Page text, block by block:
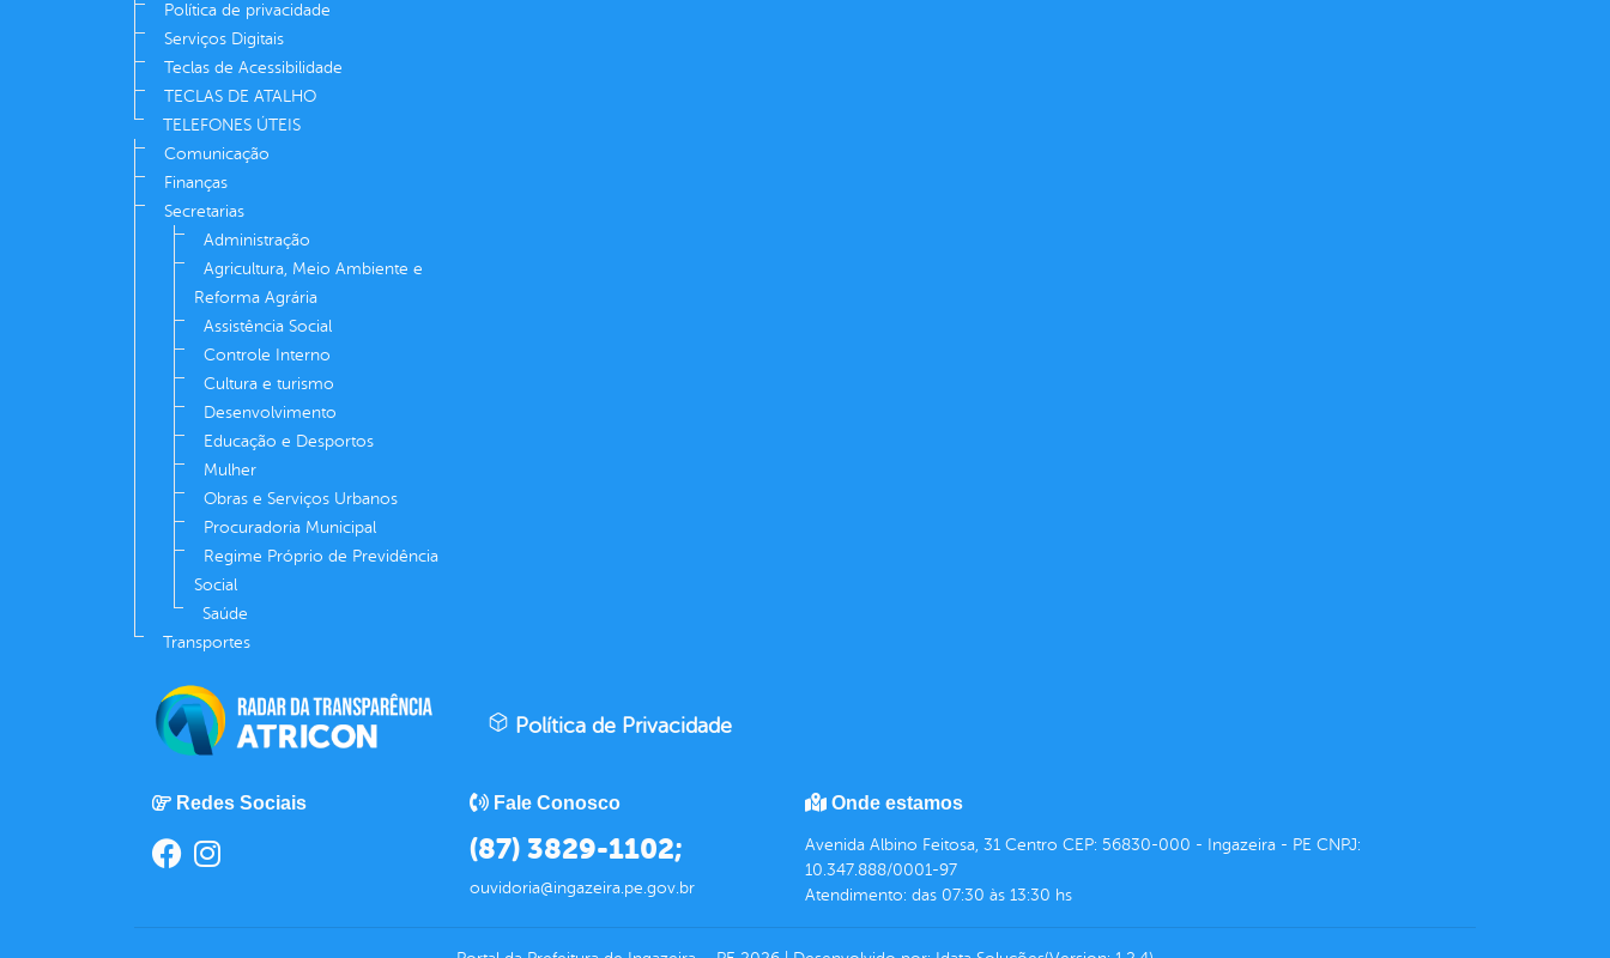
Política de privacidade
Serviços Digitais
Teclas de Acessibilidade
TECLAS DE ATALHO
TELEFONES ÚTEIS
Comunicação
Finanças
Secretarias
Administração
Agricultura, Meio Ambiente e
Reforma Agrária
Assistência Social
Controle Interno
Cultura e turismo
Desenvolvimento
Educação e Desportos
Mulher
Obras e Serviços Urbanos
Procuradoria Municipal
Regime Próprio de Previdência
Social
Saúde
Transportes
Política de Privacidade
Redes Sociais Fale Conosco
(87) 3829-1102;
ouvidoria@ingazeira.pe.gov.br
Onde estamos
Avenida Albino Feitosa, 31 Centro CEP: 56830-000 - Ingazeira - PE CNPJ:
10.347.888/0001-97
Atendimento: das 07:30 às 13:30 hs